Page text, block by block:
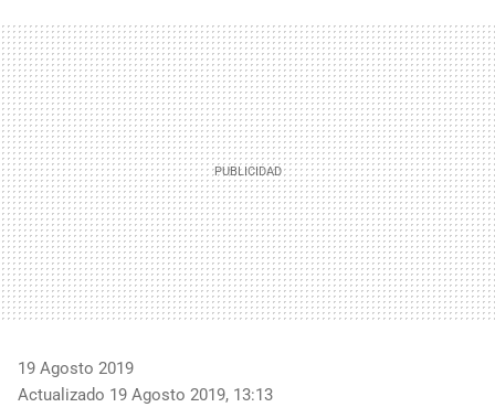
MAIL
19 Agosto 2019
Actualizado 19 Agosto 2019, 13:13